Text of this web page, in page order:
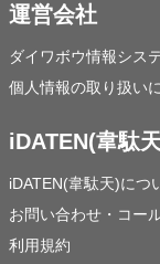
運営会社
ダイワボウ情報シス
個人情報の取り扱い
iDATEN(韋駄
iDATEN(韋駄天)につ
お問い合わせ・コー
利用規約